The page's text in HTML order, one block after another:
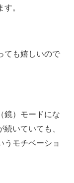
。
ても嬉しいので
鏡）モードにな
続いていても
うモチベーショ